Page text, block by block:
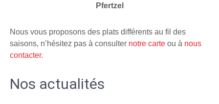
Pfertzel
Nous vous proposons des plats différents au fil des
saisons, n’hésitez pas à consulter notre carte ou à nous
contacter.
Nos actualités